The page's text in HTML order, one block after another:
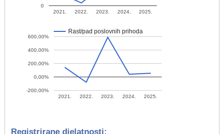
2021. 2022. 2023. 2024. 2025.
0
Rast/pad poslovnih prihoda
2021. 2022. 2023. 2024. 2025.
-200,00%
0,00%
200,00%
400,00%
600,00%
Registrirane djelatnosti: